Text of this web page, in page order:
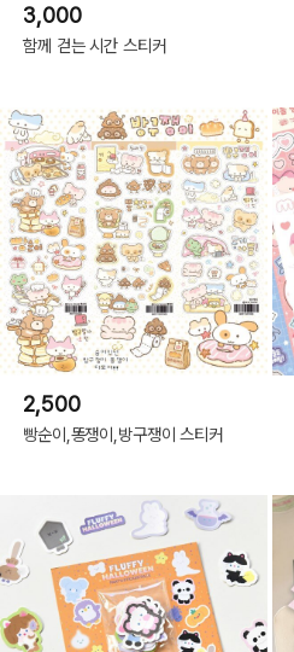
3,000
함께 걷는 시간 스티커
2,500
빵순이,똥쟁이,방구쟁이 스티커